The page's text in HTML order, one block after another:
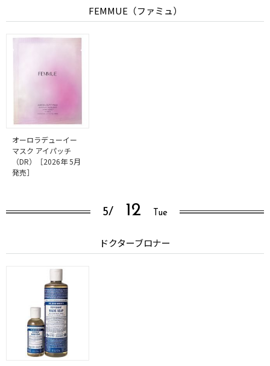
FEMMUE（ファミュ）
オーロラデューイー
マスク アイパッチ
（DR）［2026年 5月
発売］
5/ 12 Tue
ドクターブロナー